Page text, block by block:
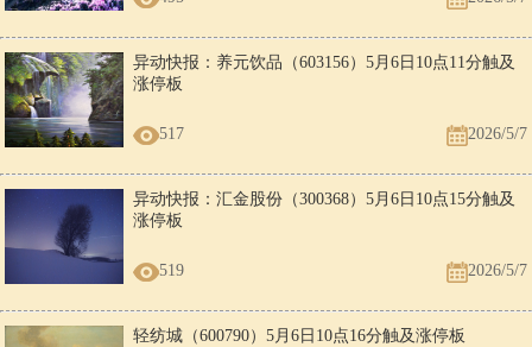
异动快报：养元饮品（603156）5月6日10点11分触及
涨停板
517 2026/5/7
异动快报：汇金股份（300368）5月6日10点15分触及
涨停板
519 2026/5/7
轻纺城（600790）5月6日10点16分触及涨停板